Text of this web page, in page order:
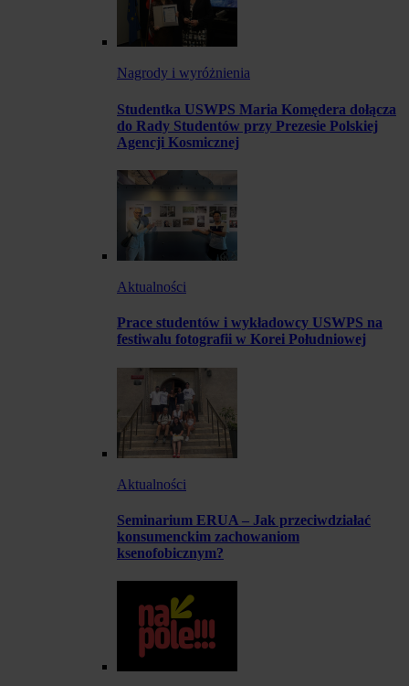
Nagrody i wyróżnienia
Studentka USWPS Maria Komędera dołącza
do Rady Studentów przy Prezesie Polskiej
Agencji Kosmicznej
Aktualności
Prace studentów i wykładowcy USWPS na
festiwalu fotografii w Korei Południowej
Aktualności
Seminarium ERUA – Jak przeciwdziałać
konsumenckim zachowaniom
ksenofobicznym?